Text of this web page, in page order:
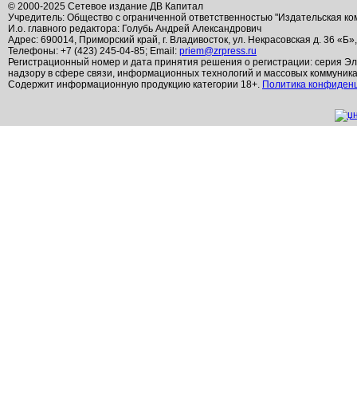
© 2000-2025 Сетевое издание ДВ Капитал
Учредитель: Общество с ограниченной ответственностью "Издательская
И.о. главного редактора: Голубь Андрей Александрович
Адрес: 690014, Приморский край, г. Владивосток, ул. Некрасовская д. 36
Телефоны: +7 (423) 245-04-85; Email: priem@zrpress.ru
Регистрационный номер и дата принятия решения о регистрации: серия
надзору в сфере связи, информационных технологий и массовых
Содержит информационную продукцию категории 18+. Политика